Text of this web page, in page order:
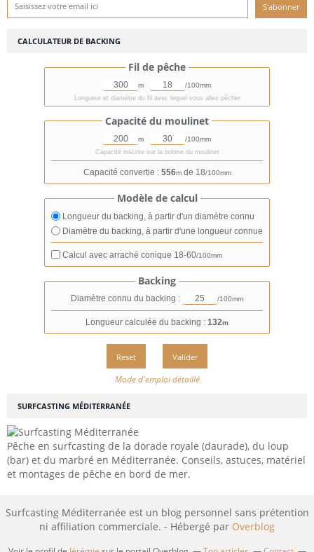
SURFCASTING MÉDITERRANÉE
Pêche en surfcasting de la dorade royale (daurade), du loup
(bar) et du marbré en Méditerranée. Conseils, astuces, matériel
et montages de pêche en bord de mer.
CALCULATEUR DE BACKING
Fil de pêche
m /100mm
Longueur et diamètre du fil avec lequel vous allez pêcher
Capacité du moulinet
m /100mm
Capacité inscrite sur la bobine du moulinet
Capacité convertie : 556mde 18/100mm
Modèle de calcul
Longueur du backing, à partir d'un diamètre connu
Diamètre du backing, à partir d'une longueur connue
Calcul avec arraché conique 18-60/100mm
Backing
Diamètre connu du backing : /100mm
Longueur calculée du backing : 132m
Mode d'emploi détaillé
Surfcasting Méditerranée est un blog personnel sans prétention
ni affiliation commerciale. - Hébergé par Overblog